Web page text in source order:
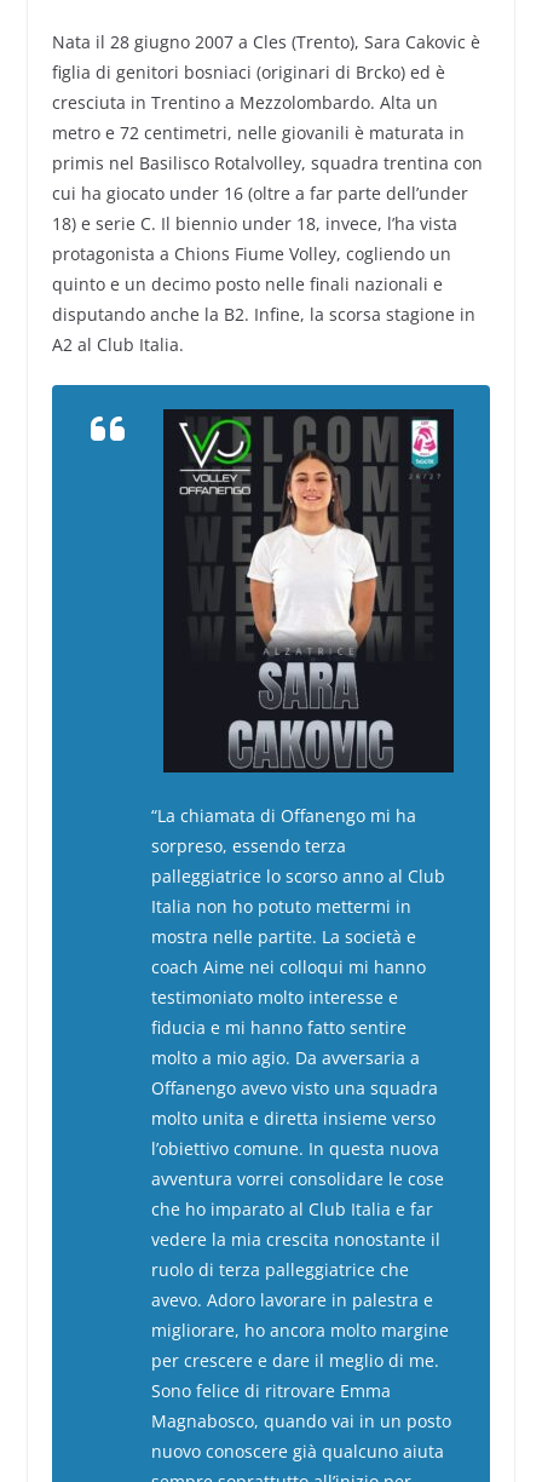
Nata il 28 giugno 2007 a Cles (Trento), Sara Cakovic è
figlia di genitori bosniaci (originari di Brcko) ed è
cresciuta in Trentino a Mezzolombardo. Alta un
metro e 72 centimetri, nelle giovanili è maturata in
primis nel Basilisco Rotalvolley, squadra trentina con
cui ha giocato under 16 (oltre a far parte dell’under
18) e serie C. Il biennio under 18, invece, l’ha vista
protagonista a Chions Fiume Volley, cogliendo un
quinto e un decimo posto nelle finali nazionali e
disputando anche la B2. Infine, la scorsa stagione in
A2 al Club Italia.
“La chiamata di Offanengo mi ha
sorpreso, essendo terza
palleggiatrice lo scorso anno al Club
Italia non ho potuto mettermi in
mostra nelle partite. La società e
coach Aime nei colloqui mi hanno
testimoniato molto interesse e
fiducia e mi hanno fatto sentire
molto a mio agio. Da avversaria a
Offanengo avevo visto una squadra
molto unita e diretta insieme verso
l’obiettivo comune. In questa nuova
avventura vorrei consolidare le cose
che ho imparato al Club Italia e far
vedere la mia crescita nonostante il
ruolo di terza palleggiatrice che
avevo. Adoro lavorare in palestra e
migliorare, ho ancora molto margine
per crescere e dare il meglio di me.
Sono felice di ritrovare Emma
Magnabosco, quando vai in un posto
nuovo conoscere già qualcuno aiuta